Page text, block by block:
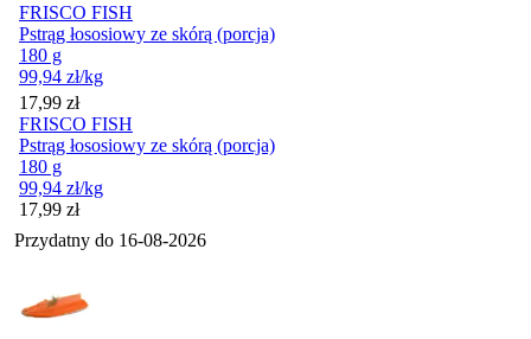
FRISCO FISH
Pstrąg łososiowy ze skórą (porcja)
180 g
99,94 zł/kg
Cena
17,99 zł
FRISCO FISH
Pstrąg łososiowy ze skórą (porcja)
180 g
99,94 zł/kg
Cena
17,99 zł
Przydatny do 16-08-2026